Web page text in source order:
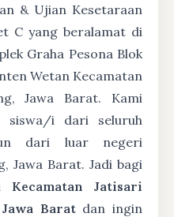
& Ujian Kesetaraan
C yang beralamat di
Graha Pesona Blok
Wetan Kecamatan
Jawa Barat. Kami
siswa/i dari seluruh
dari luar negeri
Jawa Barat. Jadi bagi
Kecamatan Jatisari
Baratdan ingin